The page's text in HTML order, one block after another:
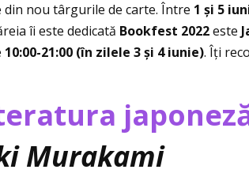
din nou târgurile de carte. Între 1 și 5
îi este dedicată Bookfest 2022este
10:00-21:00 (în zilele 3 și 4 iunie). Îţi
Murakami